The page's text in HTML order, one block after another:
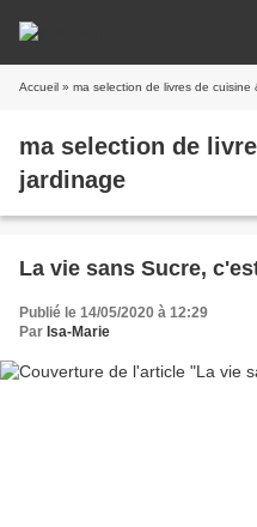
Accueil » ma selection de livres de cuisine
ma selection de
jardinage
La vie sans Sucre,
Publié le 14/05/2020 à 12:29
Par Isa-Marie